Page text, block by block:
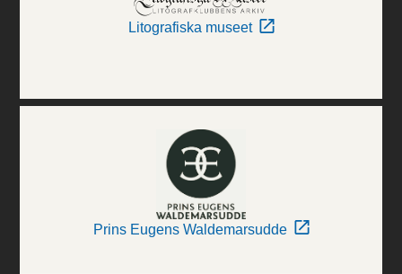
Litografiska museet
Prins Eugens Waldemarsudde